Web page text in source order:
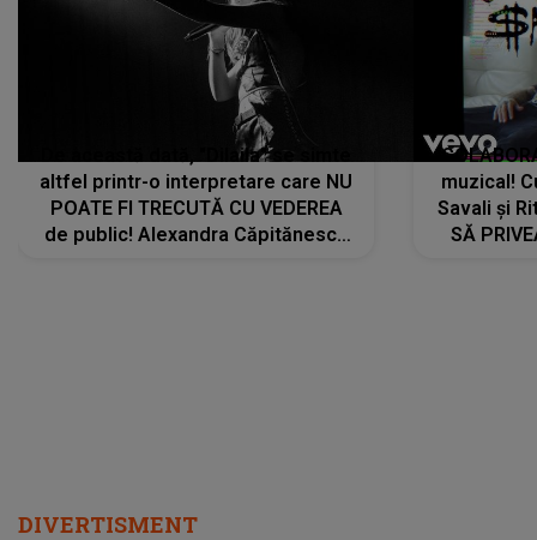
De această dată, "Dilaila" se simte
altfel printr-o interpretare care NU
POATE FI TRECUTĂ CU VEDEREA
de public! Alexandra Căpitănescu
muzical!
Savali și
SĂ
DIVERTISMENT